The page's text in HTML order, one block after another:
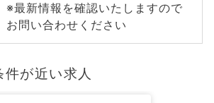
※最新情報を確認いたしますので
お問い合わせください
が近い求人